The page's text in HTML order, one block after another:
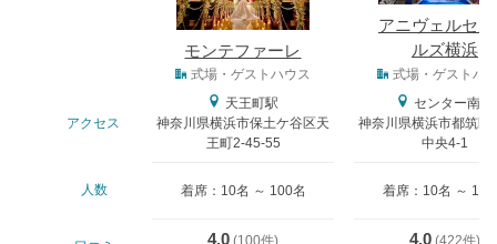
モンテファーレ
アニヴェルセ
ルズ横浜
式場・ゲストハウス 式場・ゲストハ
アクセス
天王町駅
神奈川県横浜市保土ケ谷区天
王町2-45-55
センター南駅
神奈川県横浜市都筑区
中央4-1
人数 着席：10名 ～ 100名 着席：10名 ～ 114
4.0 (100件)
4.0 (422件)